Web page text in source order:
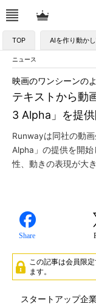
TOP AIを作り動か
ニュース
テキストから動
3 Alpha」を提
映画のワンシーンの
Runwayは同社の動
Alpha」の提供を開
性、動きの表現が大
Share
この記事は会員限定
ます。
スタートアップ企